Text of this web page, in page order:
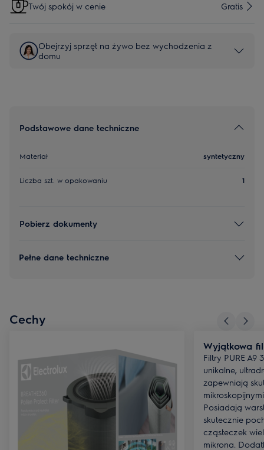
Twój spokój w cenie Gratis
Obejrzyj sprzęt na żywo bez wychodzenia z
domu
Podstawowe dane techniczne
Materiał syntetyczny
Liczba szt. w opakowaniu 1
Pobierz dokumenty
Pełne dane techniczne
Cechy
Wyjątkowa
Filtry PURE A9
unikalne,
zapewniają
Posiadają
skutecznie
cząsteczek
mikrona.